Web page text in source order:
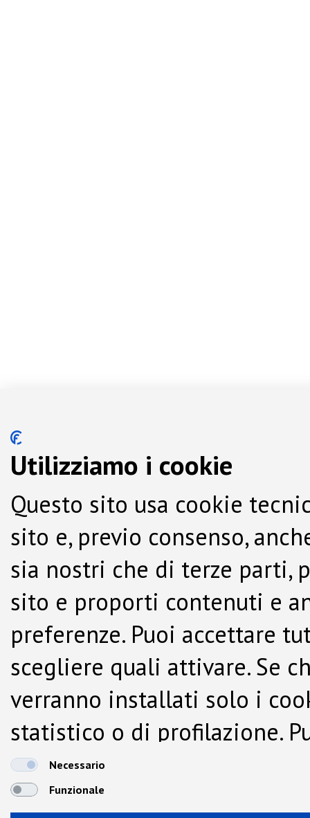
Utilizziamo i cookie
Questo sito usa cookie
sito e, previo consenso,
sia nostri che di terze parti,
sito e proporti contenuti e
preferenze. Puoi accettare
scegliere quali attivare. Se
verranno installati solo i
statistico o di profilazione.
dalla Cookie Policy.
Necessario
Funzionale